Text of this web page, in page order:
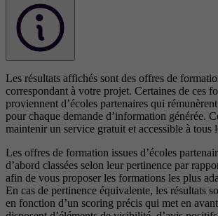
Les résultats affichés sont des offres de
correspondant à votre projet. Certaines de ces
proviennent d’écoles partenaires qui
pour chaque demande d’information générée.
maintenir un service gratuit et accessible à tous
Les offres de formation issues d’écoles
d’abord classées selon leur pertinence par
afin de vous proposer les formations les plus
En cas de pertinence équivalente, les résultats
en fonction d’un scoring précis qui met en